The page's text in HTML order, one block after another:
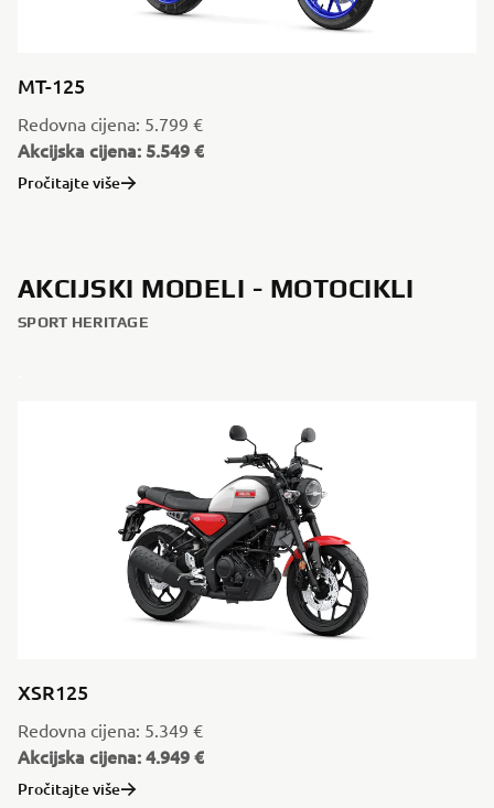
MT-125
Redovna cijena: 5.799 €
Akcijska cijena: 5.549 €
Pročitajte više
AKCIJSKI MODELI - MOTOCIKLI
SPORT HERITAGE
XSR125
Redovna cijena: 5.349 €
Akcijska cijena: 4.949 €
Pročitajte više